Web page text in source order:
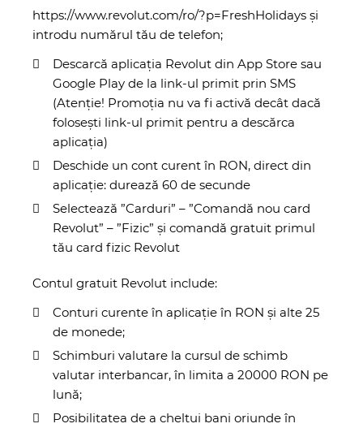
https://www.revolut.com/ro/?p=FreshHolidays și
introdu numărul tău de telefon;
Descarcă aplicația Revolut din App Store sau
Google Play de la link-ul primit prin SMS
(Atenție! Promoția nu va fi activă decât dacă
folosești link-ul primit pentru a descărca
aplicația)
Deschide un cont curent în RON, direct din
aplicație: durează 60 de secunde
Selectează ”Carduri” – ”Comandă nou card
Revolut” – ”Fizic” și comandă gratuit primul
tău card fizic Revolut
Contul gratuit Revolut include:
Conturi curente în aplicație în RON și alte 25
de monede;
Schimburi valutare la cursul de schimb
valutar interbancar, în limita a 20000 RON pe
lună;
Posibilitatea de a cheltui bani oriunde în